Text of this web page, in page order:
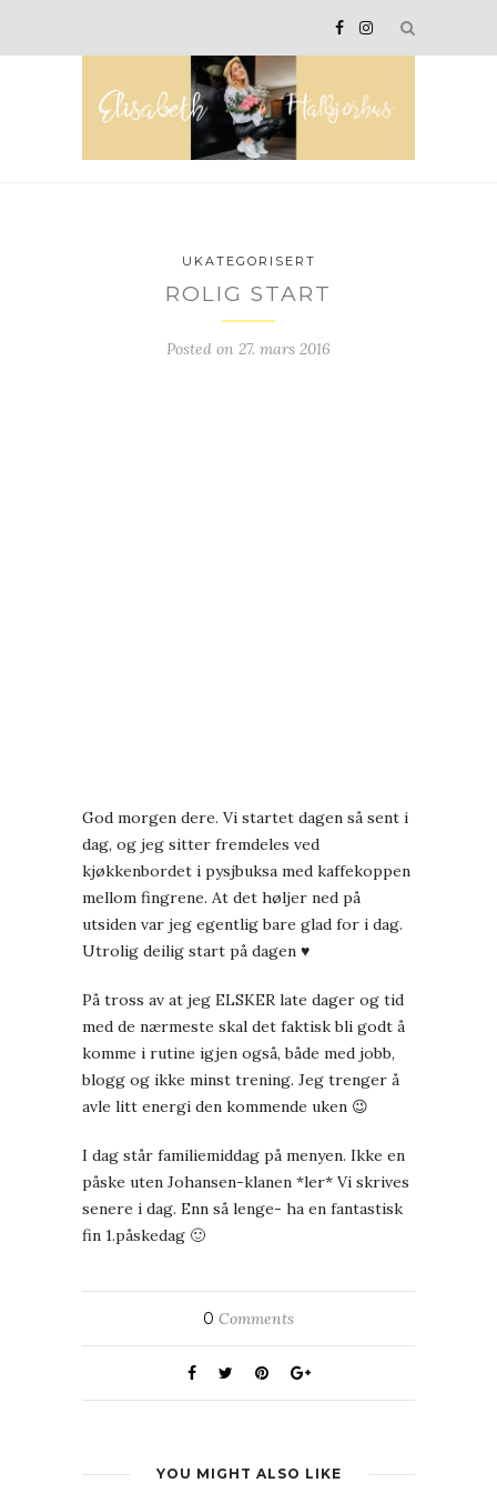
UKATEGORISERT
ROLIG START
Posted on 27. mars 2016
God morgen dere. Vi startet dagen så sent i
dag, og jeg sitter fremdeles ved
kjøkkenbordet i pysjbuksa med kaffekoppen
mellom fingrene. At det høljer ned på
utsiden var jeg egentlig bare glad for i dag.
Utrolig deilig start på dagen ♥
På tross av at jeg ELSKER late dager og tid
med de nærmeste skal det faktisk bli godt å
komme i rutine igjen også, både med jobb,
blogg og ikke minst trening. Jeg trenger å
avle litt energi den kommende uken 😉
I dag står familiemiddag på menyen. Ikke en
påske uten Johansen-klanen *ler* Vi skrives
senere i dag. Enn så lenge- ha en fantastisk
fin 1.påskedag 🙂
0 Comments
YOU MIGHT ALSO LIKE